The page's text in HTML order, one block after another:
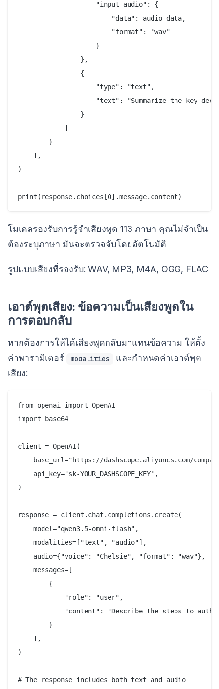
                    "input_audio": {
                        "data": audio_data,
                        "format": "wav"
                    }
                },
                {
                    "type": "text",
"text": "Summarize the key
                }
            ]
        }
    ],
)
โมเดลรองรับการรู้จำเสียงพูด 113 ภาษา คุณไม่จำเป็น
ต้องระบุภาษา มันจะตรวจจับโดยอัตโนมัติ
รูปแบบเสียงที่รองรับ: WAV, MP3, M4A, OGG, FLAC
เอาต์พุตเสียง: ข้อความเป็นเสียงพูดใน
การตอบกลับ
หากต้องการให้ได้เสียงพูดกลับมาแทนข้อความ ให้ตั้ง
ค่าพารามิเตอร์
modalities
และกำหนดค่าเอาต์พุต
เสียง:
from openai import OpenAI
import base64
client = OpenAI(
base_url="https://dashscope.aliyuncs.com/
    api_key="sk-YOUR_DASHSCOPE_KEY",
)
response = client.chat.completions.create(
    model="qwen3.5-omni-flash",
    modalities=["text", "audio"],
    audio={"voice": "Chelsie", "format": "wav"},
    messages=[
        {
            "role": "user",
"content": "Describe the steps to
        }
    ],
)
# The response includes both text and audio